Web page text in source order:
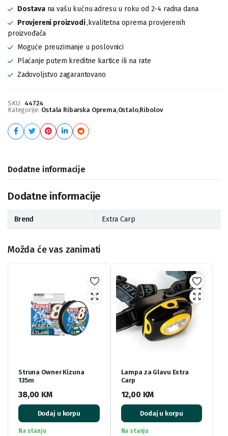
Dostavana vašu kućnu adresu u roku od 2-4 radna dana
Provjereni proizvodi,kvalitetna oprema provjerenih
proizvođača
Moguće preuzimanje u poslovnici
Plaćanje putem kreditne kartice ili na rate
Zadovoljstvo zagarantovano
SKU: 44724
Kategorije: Ostala Ribarska Oprema,Ostalo,Ribolov
Dodatne informacije
Dodatne informacije
Brend Extra Carp
Možda će vas zanimati
Struna Owner Kizuna
135m
38,00 KM
Dodaj u korpu
Na stanju
Lampa za Glavu Extra
Carp
12,00 KM
Dodaj u korpu
Na stanju